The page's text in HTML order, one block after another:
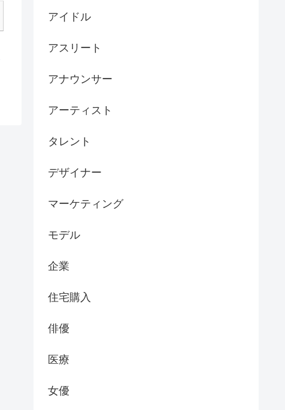
アイドル
アスリート
アナウンサー
アーティスト
タレント
デザイナー
マーケティング
モデル
企業
住宅購入
俳優
医療
女優